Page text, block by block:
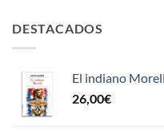
DESTACADOS
El indiano Morell
26,00€